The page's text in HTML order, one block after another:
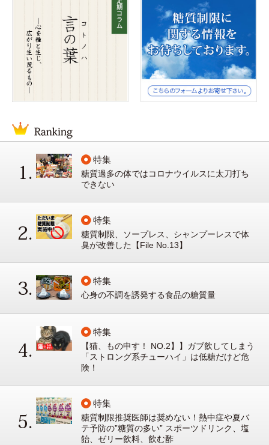
特集
糖質過多の体ではコロナウイルスに太刀打ち
できない
特集
糖質制限、ソープレス、シャンプーレスで体
臭が改善した【File No.13】
特集
心身の不調を誘発する食品の糖質量
特集
【猫、もの申す！ NO.2】】ガブ飲してしまう
「ストロング系チューハイ」は低糖だけど危
険！
特集
糖質制限推奨医師は奨めない！熱中症や夏バ
テ予防の”糖質の多い” スポーツドリンク、塩
飴、ゼリー飲料、飲む酢